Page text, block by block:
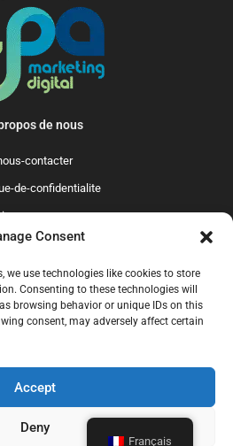
Consent
we use technologies like cookies to store
Consenting to these technologies will
browsing behavior or unique IDs on this
consent, may adversely affect certain
Accept
Deny
de nous
contacter
de-confidentialite
sommes-nous
ES NL AU BR CA
réservés. Mise à jour en juillet 2024.
professionnel de codes promo.
qui-sommes-nous
Français